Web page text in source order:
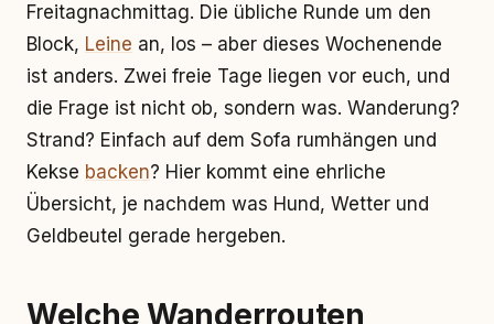
Freitagnachmittag. Die übliche Runde um den
Block, Leine an, los – aber dieses Wochenende
ist anders. Zwei freie Tage liegen vor euch, und
die Frage ist nicht ob, sondern was. Wanderung?
Strand? Einfach auf dem Sofa rumhängen und
Kekse backen? Hier kommt eine ehrliche
Übersicht, je nachdem was Hund, Wetter und
Geldbeutel gerade hergeben.
Welche Wanderrouten